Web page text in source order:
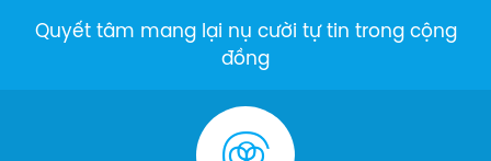
Quyết tâm mang lại nụ cười tự tin trong cộng
đồng